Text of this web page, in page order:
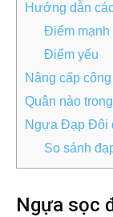
Hướng dẫn
Điểm mạnh
Điểm yếu
Nâng cấp
Quân nào
Ngựa Đạp Đôi
So sánh
Ngựa sọc